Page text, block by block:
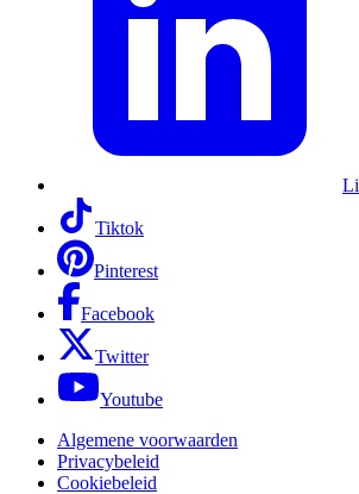
Tiktok
Pinterest
Facebook
Twitter
Youtube
Algemene voorwaarden
Privacybeleid
Cookiebeleid